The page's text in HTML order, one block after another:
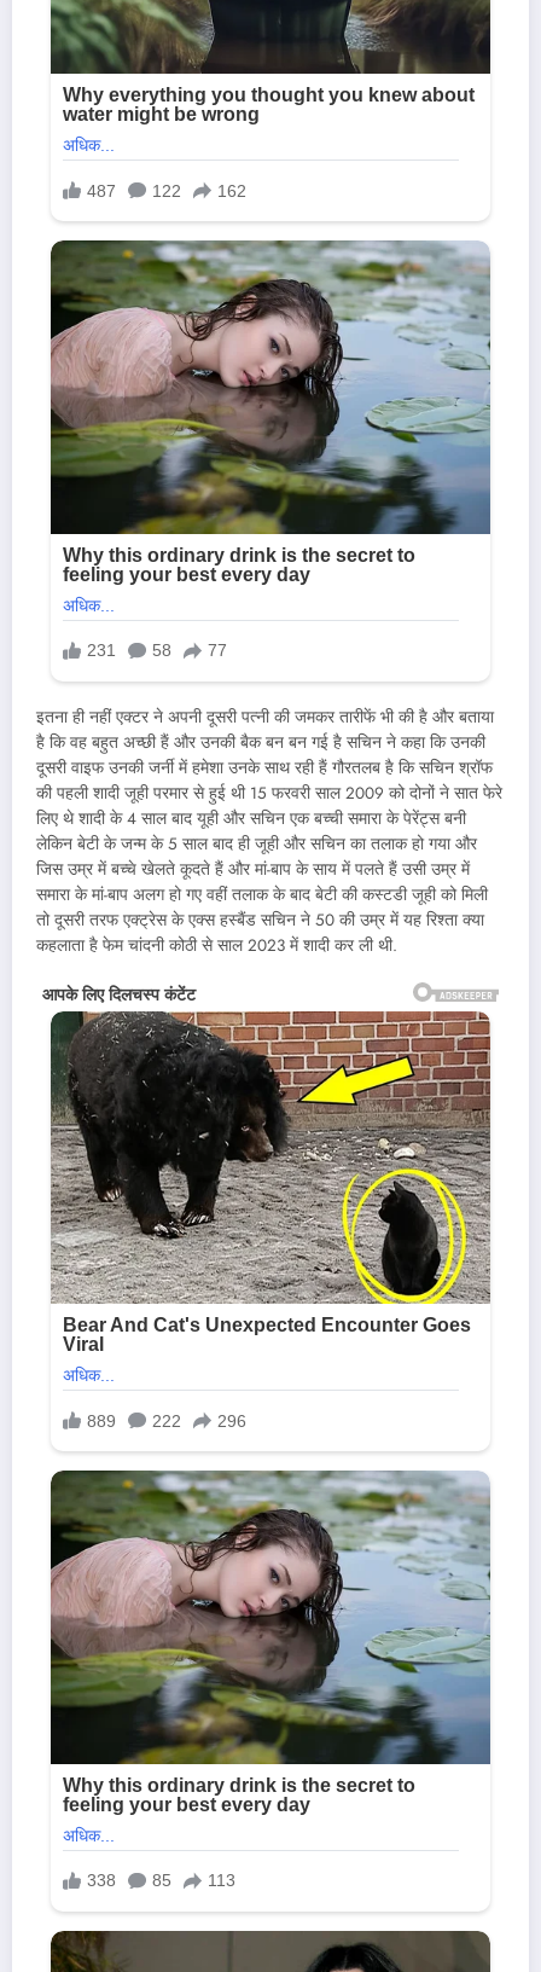
इतना ही नहीं एक्टर ने अपनी दूसरी पत्नी की जमकर तारीफें भी की है और बताया
है कि वह बहुत अच्छी हैं और उनकी बैक बन बन गई है सचिन ने कहा कि उनकी
दूसरी वाइफ उनकी जर्नी में हमेशा उनके साथ रही हैं गौरतलब है कि सचिन श्रॉफ
की पहली शादी जूही परमार से हुई थी 15 फरवरी साल 2009 को दोनों ने सात फेरे
लिए थे शादी के 4 साल बाद यूही और सचिन एक बच्ची समारा के पेरेंट्स बनी
लेकिन बेटी के जन्म के 5 साल बाद ही जूही और सचिन का तलाक हो गया और
जिस उम्र में बच्चे खेलते कूदते हैं और मां-बाप के साय में पलते हैं उसी उम्र में
समारा के मां-बाप अलग हो गए वहीं तलाक के बाद बेटी की कस्टडी जूही को मिली
तो दूसरी तरफ एक्ट्रेस के एक्स हस्बैंड सचिन ने 50 की उम्र में यह रिश्ता क्या
कहलाता है फेम चांदनी कोठी से साल 2023 में शादी कर ली थी.